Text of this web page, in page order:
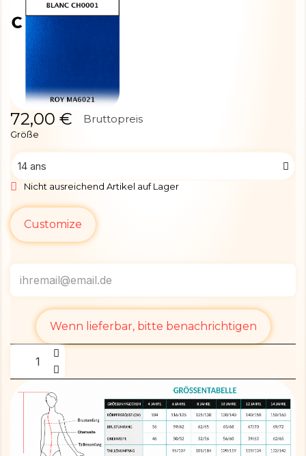
72,00 € Bruttopreis
Größe
Nicht ausreichend Artikel auf Lager
Customize
Wenn lieferbar, bitte benachrichtigen